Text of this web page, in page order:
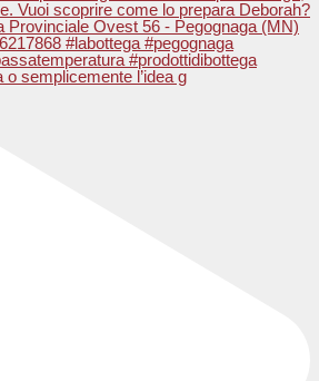
semplicemente l’idea g